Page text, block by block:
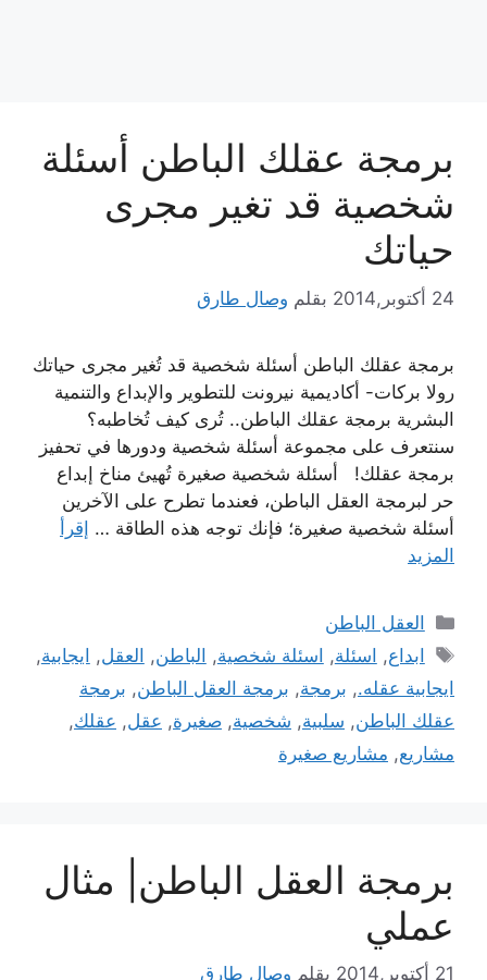
برمجة عقلك الباطن أسئلة
شخصية قد تغير مجرى
حياتك
24 أكتوبر,2014 بقلم وصال طارق
برمجة عقلك الباطن أسئلة شخصية قد تُغير مجرى حياتك
رولا بركات- أكاديمية نيرونت للتطوير والإبداع والتنمية
البشرية برمجة عقلك الباطن.. تُرى كيف تُخاطبه؟
سنتعرف على مجموعة أسئلة شخصية ودورها في تحفيز
برمجة عقلك! أسئلة شخصية صغيرة تُهيئ مناخ إبداع
حر لبرمجة العقل الباطن، فعندما تطرح على الآخرين
أسئلة شخصية صغيرة؛ فإنك توجه هذه الطاقة … إقرأ
المزيد
التصنيفات
العقل الباطن
الوسوم
ابداع, اسئلة, اسئلة شخصية, الباطن, العقل, ايجابية,
ايجابية عقله., برمجة, برمجة العقل الباطن, برمجة
عقلك الباطن, سلبية, شخصية, صغيرة, عقل, عقلك,
مشاريع, مشاريع صغيرة
برمجة العقل الباطن| مثال
عملي
21 أكتوبر,2014 بقلم وصال طارق